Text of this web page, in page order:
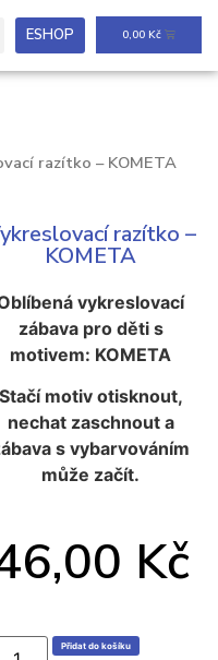
ESHOP 0,00 Kč
razítko – KOMETA
razítko –
KOMETA
vykreslovací
zábava pro děti s
motivem: KOMETA
Stačí motiv otisknout,
nechat zaschnout a
s vybarvováním
může začít.
Kč
Přidat do košíku